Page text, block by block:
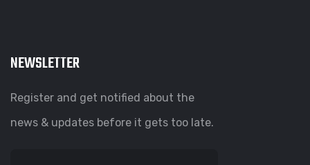
NEWSLETTER
Register and get notified about the
news & updates before it gets too late.